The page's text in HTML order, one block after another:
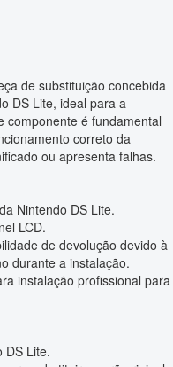
de substituição concebida
DS Lite, ideal para a
componente é fundamental
correto da
ou apresenta falhas.
Nintendo DS Lite.
LCD.
de devolução devido à
durante a instalação.
instalação profissional para
DS Lite.